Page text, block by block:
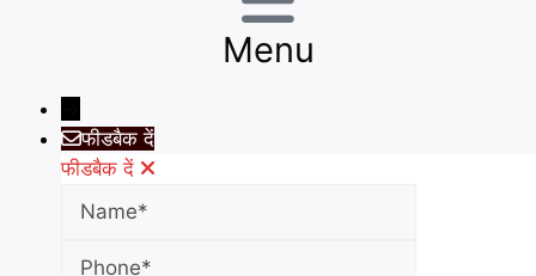
Menu
फीडबैक दें
फीडबैक दें